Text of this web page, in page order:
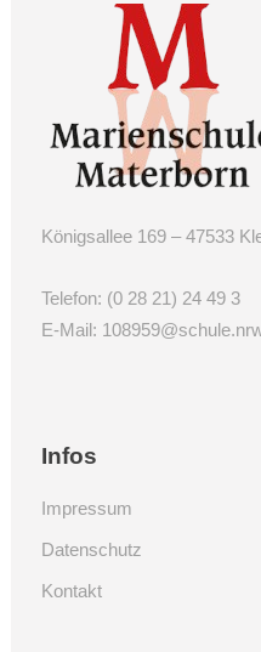
Königsallee 169 – 47533
Telefon: (0 28 21) 24 49 3
E-Mail:
Infos
Impressum
Datenschutz
Kontakt